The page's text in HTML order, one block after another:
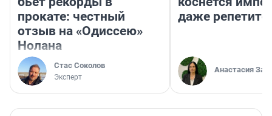
прокате: честный
отзыв на «Одиссею»
Нолана
Стас Соколов
Эксперт
даже
Анастасия